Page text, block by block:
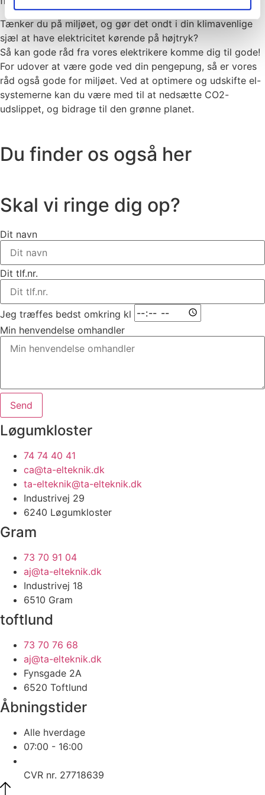
Tænker du på miljøet, og gør det ondt i din klimavenlige
sjæl at have elektricitet kørende på højtryk?
Så kan gode råd fra vores elektrikere komme dig til gode!
For udover at være gode ved din pengepung, så er vores
råd også gode for miljøet. Ved at optimere og udskifte el-
systemerne kan du være med til at nedsætte CO2-
udslippet, og bidrage til den grønne planet.
Du finder os også her
Skal vi ringe dig op?
Dit navn
Dit tlf.nr.
Jeg træffes bedst omkring kl
Min henvendelse omhandler
Send
Løgumkloster
74 74 40 41
ca@ta-elteknik.dk
ta-elteknik@ta-elteknik.dk
Industrivej 29
6240 Løgumkloster
Gram
73 70 91 04
aj@ta-elteknik.dk
Industrivej 18
6510 Gram
toftlund
73 70 76 68
aj@ta-elteknik.dk
Fynsgade 2A
6520 Toftlund
Åbningstider
Alle hverdage
07:00 - 16:00
CVR nr. 27718639